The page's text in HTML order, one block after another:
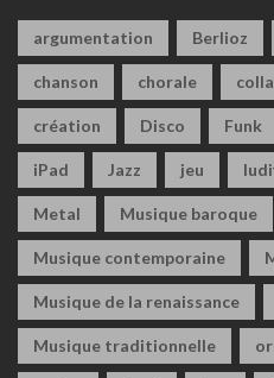
argumentation Berlioz
chanson chorale
création Disco Funk
iPad Jazz jeu
Metal Musique baroque
Musique contemporaine
Musique de la renaissance
Musique traditionnelle